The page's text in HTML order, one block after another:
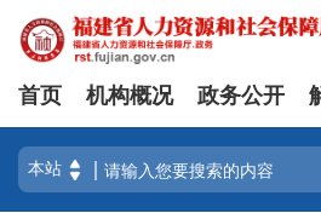
首页 机构概况 政务公开